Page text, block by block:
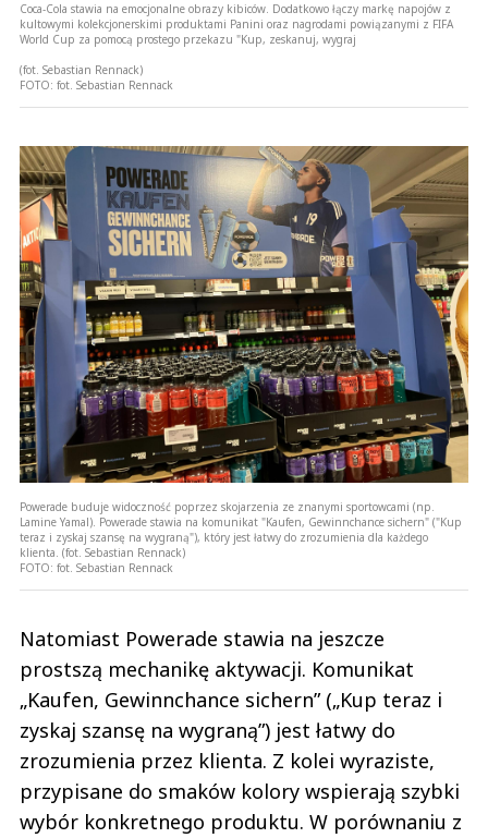
Coca-Cola stawia na emocjonalne obrazy kibiców. Dodatkowo łączy markę napojów z
kultowymi kolekcjonerskimi produktami Panini oraz nagrodami powiązanymi z FIFA
World Cup za pomocą prostego przekazu "Kup, zeskanuj, wygraj
(fot. Sebastian Rennack)
FOTO: fot. Sebastian Rennack
Powerade buduje widoczność poprzez skojarzenia ze znanymi sportowcami (np.
Lamine Yamal). Powerade stawia na komunikat "Kaufen, Gewinnchance sichern" ("Kup
teraz i zyskaj szansę na wygraną"), który jest łatwy do zrozumienia dla każdego
klienta. (fot. Sebastian Rennack)
FOTO: fot. Sebastian Rennack
Natomiast Powerade stawia na jeszcze
prostszą mechanikę aktywacji. Komunikat
„Kaufen, Gewinnchance sichern” („Kup teraz i
zyskaj szansę na wygraną”) jest łatwy do
zrozumienia przez klienta. Z kolei wyraziste,
przypisane do smaków kolory wspierają szybki
wybór konkretnego produktu. W porównaniu z